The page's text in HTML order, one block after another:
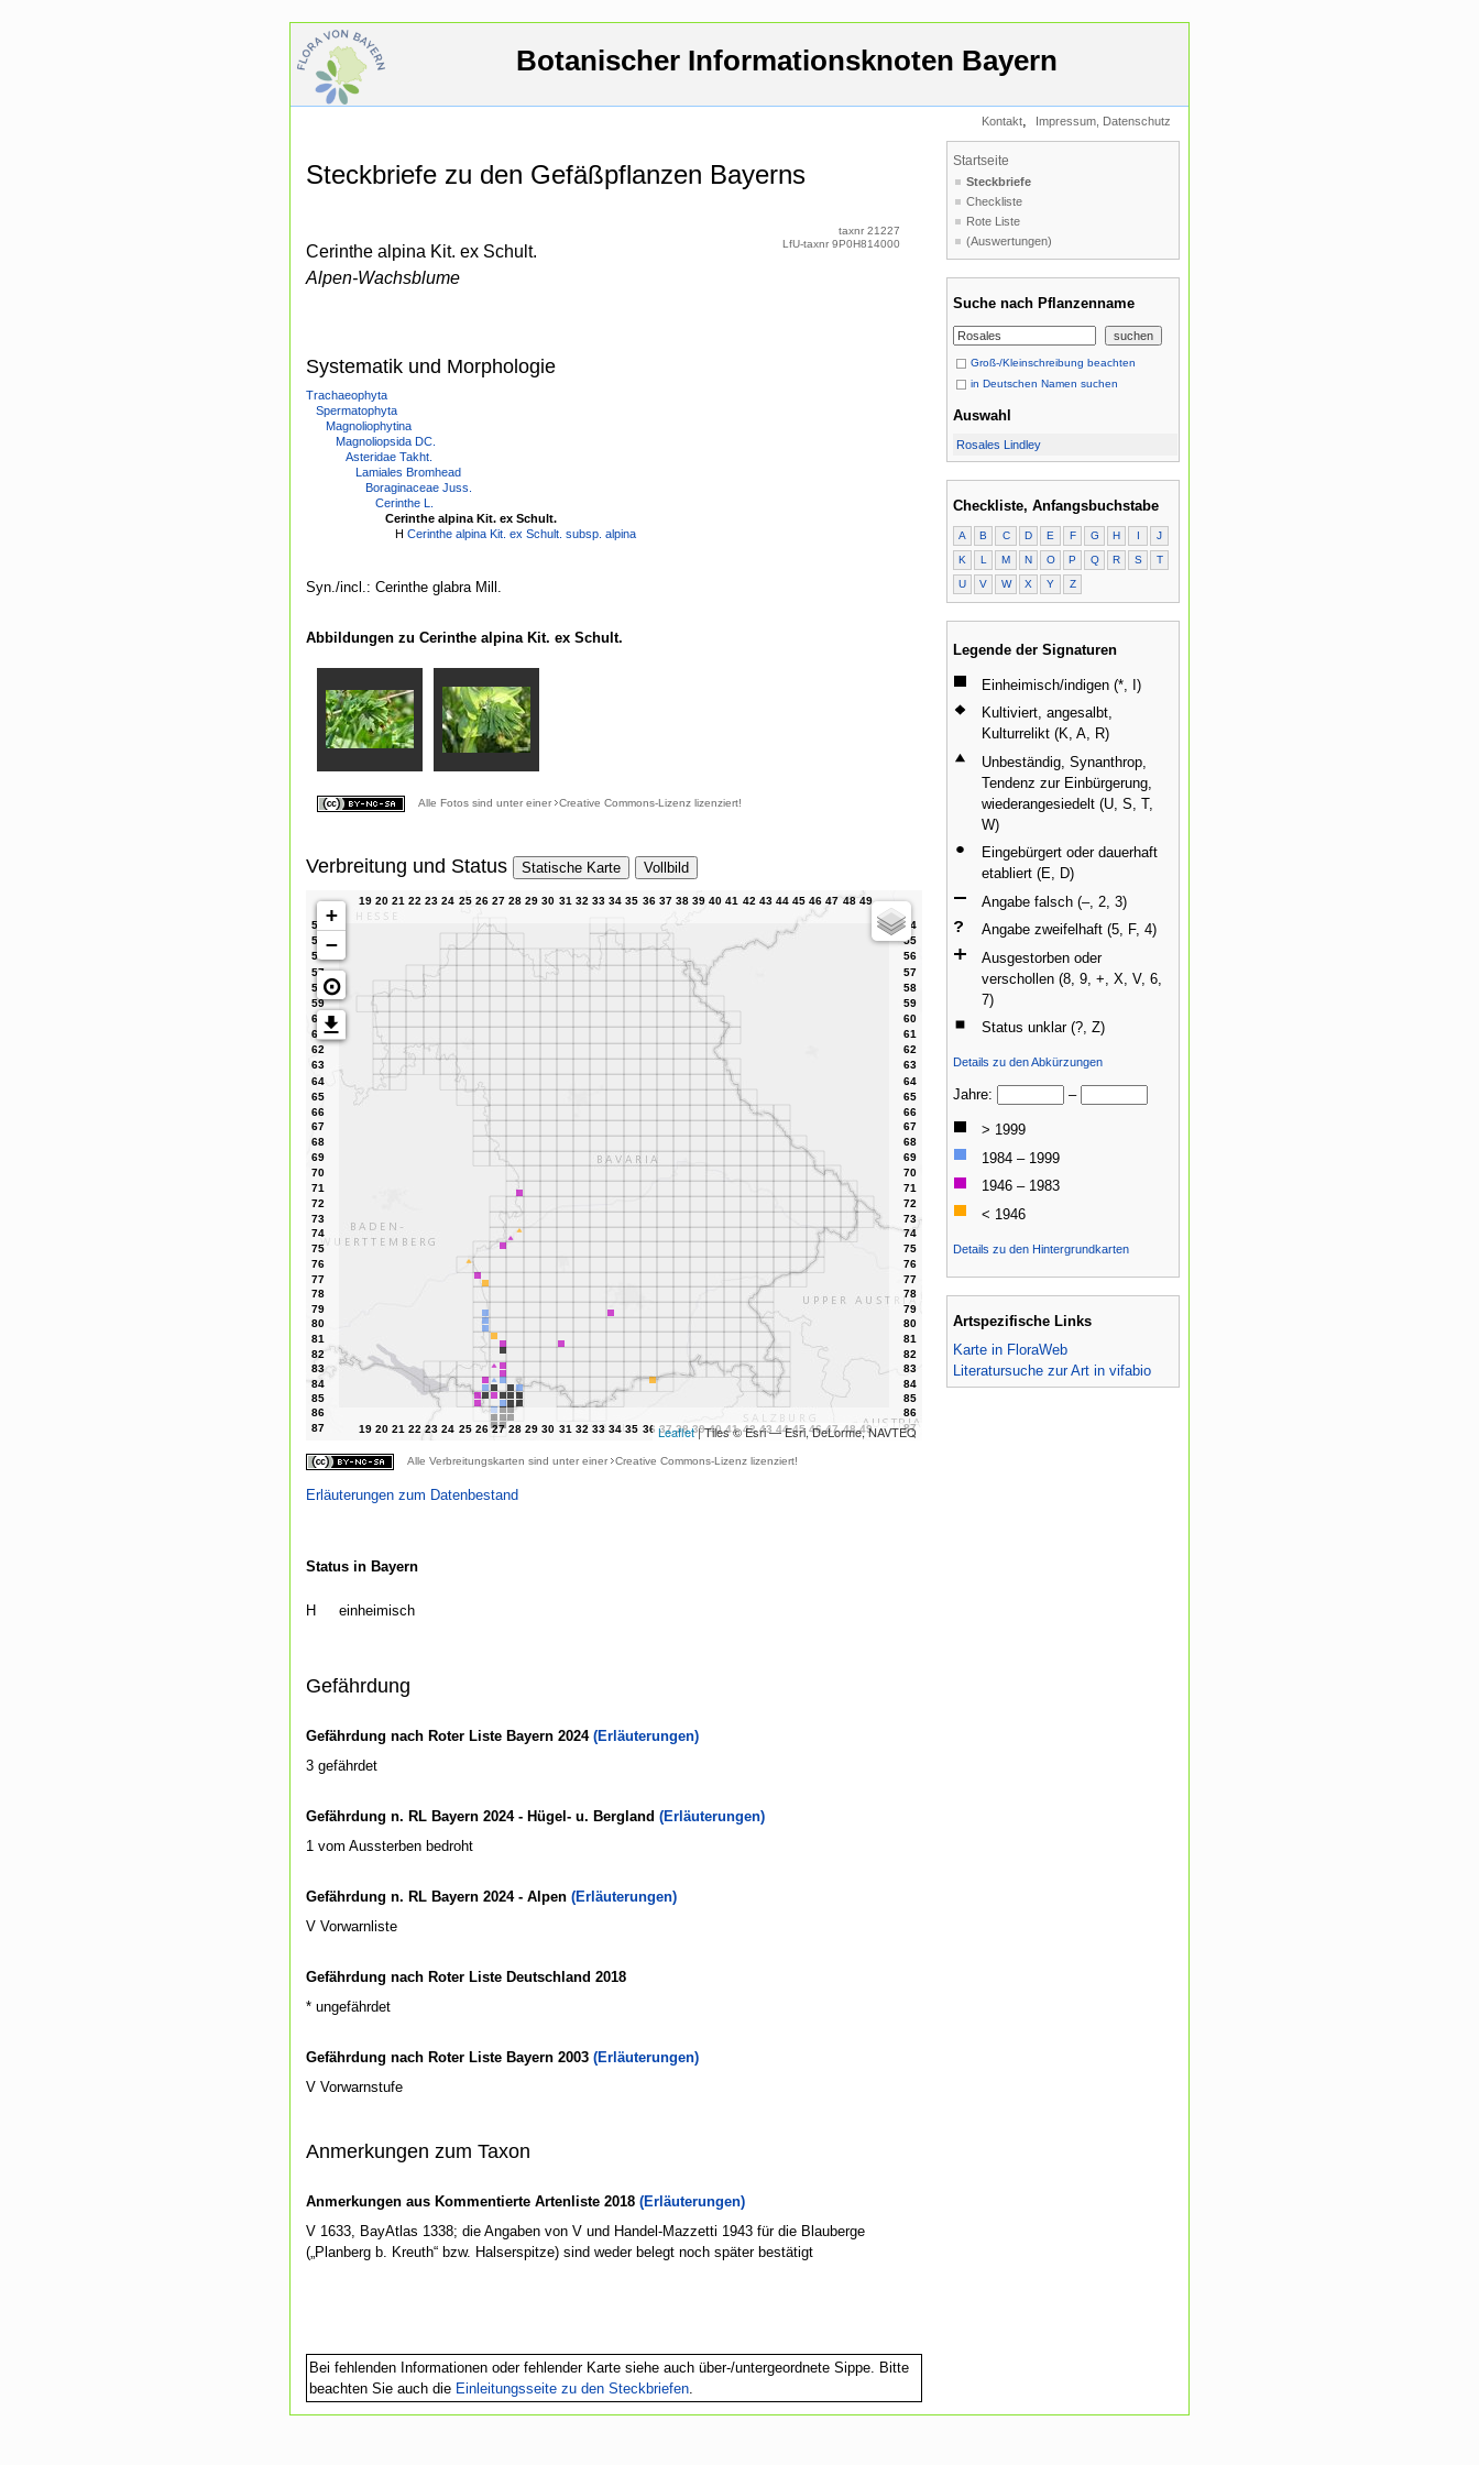
Botanischer Informationsknoten Bayern
Kontakt, Impressum, Datenschutz
Steckbriefe zu den Gefäßpflanzen Bayerns
Cerinthe alpina Kit. ex Schult.
Alpen-Wachsblume
taxnr 21227
LfU-taxnr 9P0H814000
Systematik und Morphologie
Trachaeophyta
Spermatophyta
Magnoliophytina
Magnoliopsida DC.
Asteridae Takht.
Lamiales Bromhead
Boraginaceae Juss.
Cerinthe L.
Cerinthe alpina Kit. ex Schult.
H Cerinthe alpina Kit. ex Schult. subsp. alpina
Syn./incl.: Cerinthe glabra Mill.
Abbildungen zu Cerinthe alpina Kit. ex Schult.
Alle Fotos sind unter einer Creative Commons-Lizenz lizenziert!
Verbreitung und Status Statische Karte Vollbild
+
−
⊙
Leaflet| Tiles © Esri — Esri, DeLorme, NAVTEQ
Alle Verbreitungskarten sind unter einer Creative Commons-Lizenz lizenziert!
Erläuterungen zum Datenbestand
Status in Bayern
H einheimisch
Gefährdung
Gefährdung nach Roter Liste Bayern 2024 (Erläuterungen)
3 gefährdet
Gefährdung n. RL Bayern 2024 - Hügel- u. Bergland (Erläuterungen)
1 vom Aussterben bedroht
Gefährdung n. RL Bayern 2024 - Alpen (Erläuterungen)
V Vorwarnliste
Gefährdung nach Roter Liste Deutschland 2018
* ungefährdet
Gefährdung nach Roter Liste Bayern 2003 (Erläuterungen)
V Vorwarnstufe
Anmerkungen zum Taxon
Anmerkungen aus Kommentierte Artenliste 2018 (Erläuterungen)
V 1633, BayAtlas 1338; die Angaben von V und Handel-Mazzetti 1943 für die Blauberge
(„Planberg b. Kreuth“ bzw. Halserspitze) sind weder belegt noch später bestätigt
Bei fehlenden Informationen oder fehlender Karte siehe auch über-/untergeordnete Sippe. Bitte
beachten Sie auch die Einleitungsseite zu den Steckbriefen.
Startseite
Steckbriefe
Checkliste
Rote Liste
(Auswertungen)
Suche nach Pflanzenname
Groß-/Kleinschreibung beachten
in Deutschen Namen suchen
Auswahl
Rosales Lindley
Checkliste, Anfangsbuchstabe
A B C D E F G H I
J
K
L M N O P Q R S
T
U
V W X Y Z
Legende der Signaturen
Einheimisch/indigen (*, I)
Kultiviert, angesalbt,
Kulturrelikt (K, A, R)
Unbeständig, Synanthrop,
Tendenz zur Einbürgerung,
wiederangesiedelt (U, S, T,
W)
Eingebürgert oder dauerhaft
etabliert (E, D)
Angabe falsch (–, 2, 3)
Angabe zweifelhaft (5, F, 4)
Ausgestorben oder
verschollen (8, 9, +, X, V, 6,
7)
Status unklar (?, Z)
Details zu den Abkürzungen
Jahre: –
> 1999
1984 – 1999
1946 – 1983
< 1946
Details zu den Hintergrundkarten
Artspezifische Links
Karte in FloraWeb
Literatursuche zur Art in vifabio